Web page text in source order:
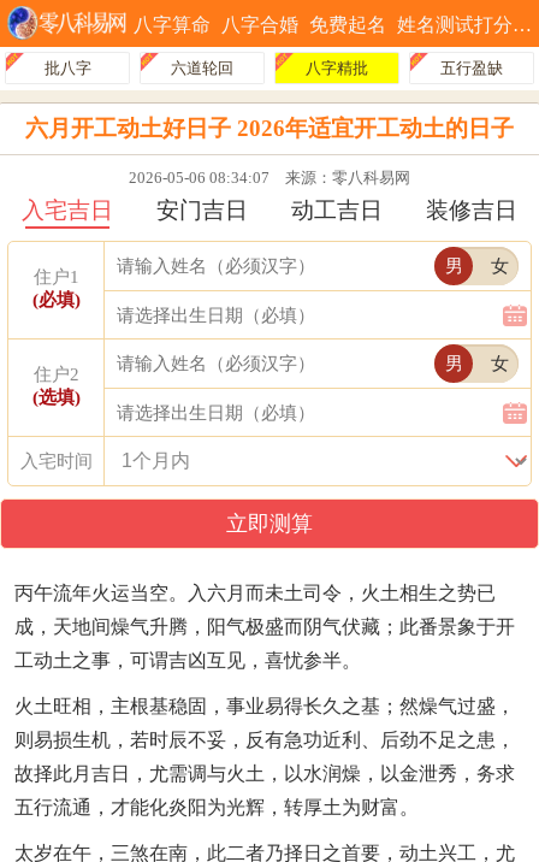
八字算命 八字合婚 免费起名 姓名测试打分
批八字 六道轮回 八字精批 五行盈缺
六月开工动土好日子 2026年适宜开工动土的日子
2026-05-06 08:34:07 来源：零八科易网
入宅吉日 安门吉日 动工吉日 装修吉日
住户1
(必填)
男 女
住户2
(选填)
男 女
入宅时间
立即测算
丙午流年火运当空。入六月而未土司令，火土相生之势已
成，天地间燥气升腾，阳气极盛而阴气伏藏；此番景象于开
工动土之事，可谓吉凶互见，喜忧参半。
火土旺相，主根基稳固，事业易得长久之基；然燥气过盛，
则易损生机，若时辰不妥，反有急功近利、后劲不足之患，
故择此月吉日，尤需调与火土，以水润燥，以金泄秀，务求
五行流通，才能化炎阳为光辉，转厚土为财富。
太岁在午，三煞在南，此二者乃择日之首要，动土兴工，尤